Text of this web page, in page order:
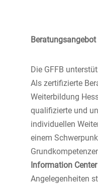
Beratungsangebot
Die GFFB
Als zertifizierte
Weiterbildung
qualifizierte und
individuellen
einem
Information Center
Angelegenheiten